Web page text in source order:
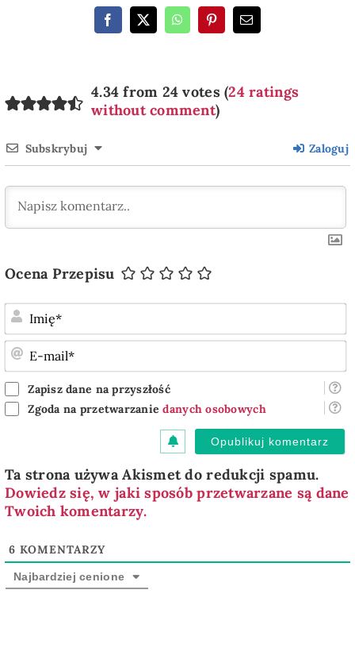
4.34 from 24 votes (24 ratings
without comment)
Subskrybuj Zaloguj
Ocena Przepisu
Zapisz dane na przyszłość
Zgoda na przetwarzaniedanych osobowych
Ta strona używa Akismet do redukcji spamu.
Dowiedz się, w jaki sposób przetwarzane są dane
Twoich komentarzy.
6 KOMENTARZY
Najbardziej cenione